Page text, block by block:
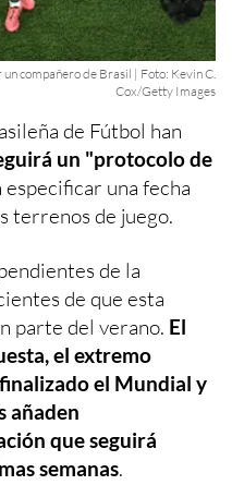
compañero de Brasil | Foto: Kevin C.
Cox/Getty Images
de Fútbol han
un "protocolo de
especificar una fecha
terrenos de juego.
de la
de que esta
parte del verano. El
el extremo
el Mundial y
añaden
que seguirá
semanas.